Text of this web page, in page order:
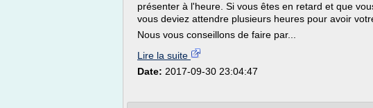
présenter à l'heure. Si vous êtes en retard et que
vous deviez attendre plusieurs heures pour avoir
Nous vous conseillons de faire par...
Lire la suite
Date: 2017-09-30 23:04:47